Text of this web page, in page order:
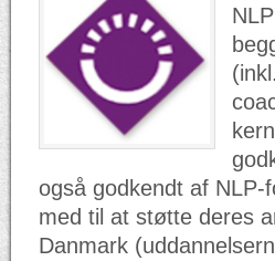
også godkendt af NLP-
med til at støtte deres
Danmark